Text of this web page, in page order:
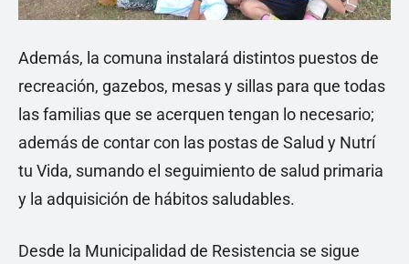
Además, la comuna instalará distintos puestos de
recreación, gazebos, mesas y sillas para que todas
las familias que se acerquen tengan lo necesario;
además de contar con las postas de Salud y Nutrí
tu Vida, sumando el seguimiento de salud primaria
y la adquisición de hábitos saludables.
Desde la Municipalidad de Resistencia se sigue